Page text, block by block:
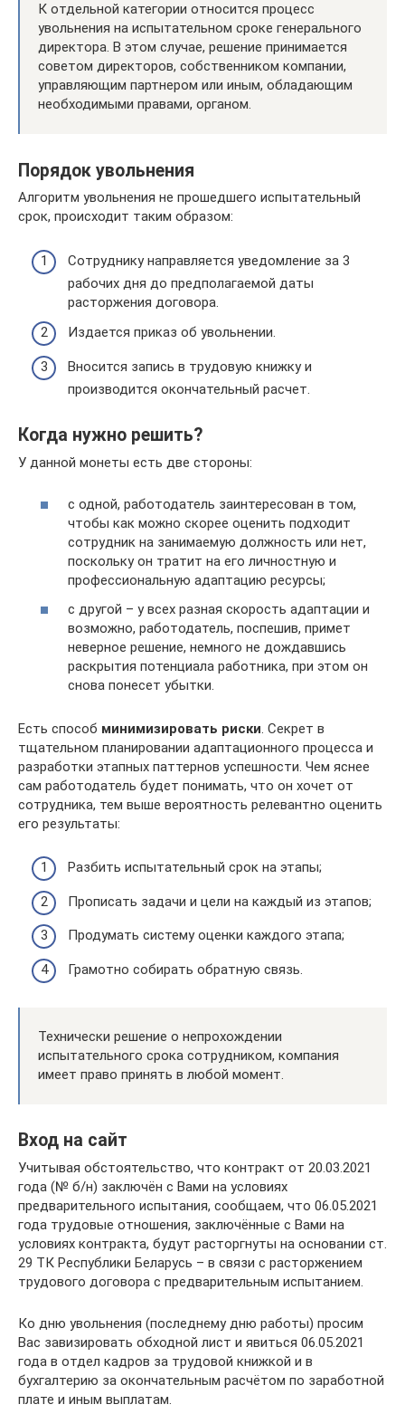
К отдельной категории относится процесс
увольнения на испытательном сроке генерального
директора. В этом случае, решение принимается
советом директоров, собственником компании,
управляющим партнером или иным, обладающим
необходимыми правами, органом.
Порядок увольнения
Алгоритм увольнения не прошедшего испытательный
срок, происходит таким образом:
Сотруднику направляется уведомление за 3
рабочих дня до предполагаемой даты
расторжения договора.
Издается приказ об увольнении.
Вносится запись в трудовую книжку и
производится окончательный расчет.
Когда нужно решить?
У данной монеты есть две стороны:
с одной, работодатель заинтересован в том,
чтобы как можно скорее оценить подходит
сотрудник на занимаемую должность или нет,
поскольку он тратит на его личностную и
профессиональную адаптацию ресурсы;
с другой – у всех разная скорость адаптации и
возможно, работодатель, поспешив, примет
неверное решение, немного не дождавшись
раскрытия потенциала работника, при этом он
снова понесет убытки.
Есть способ минимизировать риски. Секрет в
тщательном планировании адаптационного процесса и
разработки этапных паттернов успешности. Чем яснее
сам работодатель будет понимать, что он хочет от
сотрудника, тем выше вероятность релевантно оценить
его результаты:
Разбить испытательный срок на этапы;
Прописать задачи и цели на каждый из этапов;
Продумать систему оценки каждого этапа;
Грамотно собирать обратную связь.
Технически решение о непрохождении
испытательного срока сотрудником, компания
имеет право принять в любой момент.
Вход на сайт
Учитывая обстоятельство, что контракт от 20.03.2021
года (№ б/н) заключён с Вами на условиях
предварительного испытания, сообщаем, что 06.05.2021
года трудовые отношения, заключённые с Вами на
условиях контракта, будут расторгнуты на основании ст.
29 ТК Республики Беларусь – в связи с расторжением
трудового договора с предварительным испытанием.
Ко дню увольнения (последнему дню работы) просим
Вас завизировать обходной лист и явиться 06.05.2021
года в отдел кадров за трудовой книжкой и в
бухгалтерию за окончательным расчётом по заработной
плате и иным выплатам.